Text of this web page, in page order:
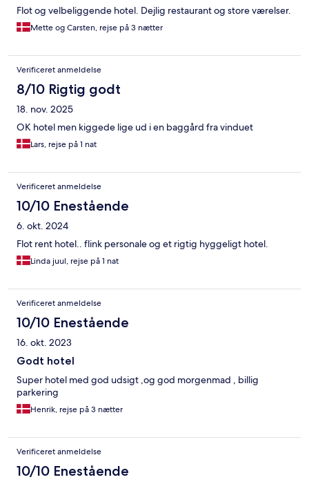
Flot og velbeliggende hotel. Dejlig restaurant og store værelser.
Mette og Carsten, rejse på 3 nætter
Verificeret anmeldelse
8/10 Rigtig godt
18. nov. 2025
OK hotel men kiggede lige ud i en baggård fra vinduet
Lars, rejse på 1 nat
Verificeret anmeldelse
10/10 Enestående
6. okt. 2024
Flot rent hotel.. flink personale og et rigtig hyggeligt hotel.
Linda juul, rejse på 1 nat
Verificeret anmeldelse
10/10 Enestående
16. okt. 2023
Godt hotel
Super hotel med god udsigt ,og god morgenmad , billig
parkering
Henrik, rejse på 3 nætter
Verificeret anmeldelse
10/10 Enestående